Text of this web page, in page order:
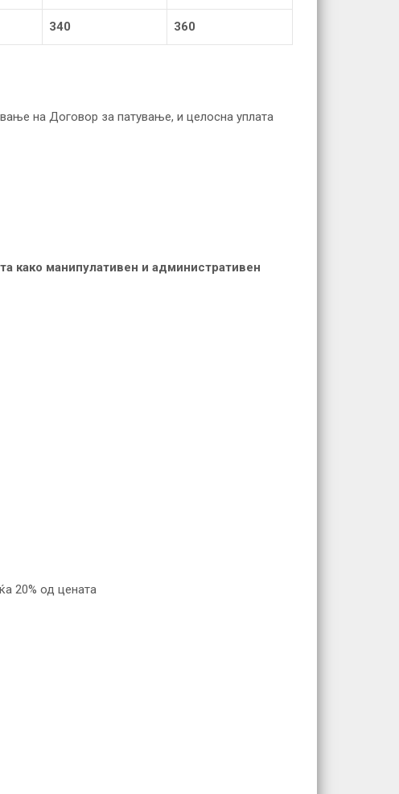
340 360
на Договор за патување, и целосна уплата
како манипулативен и административен
20% од цената